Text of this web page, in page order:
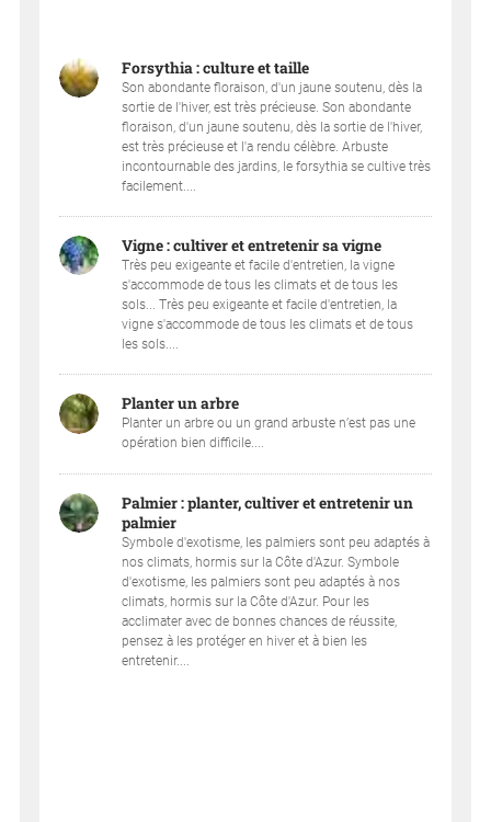
Forsythia : culture et taille
Son abondante floraison, d'un jaune soutenu, dès la
sortie de l'hiver, est très précieuse. Son abondante
floraison, d'un jaune soutenu, dès la sortie de l'hiver,
est très précieuse et l'a rendu célèbre. Arbuste
incontournable des jardins, le forsythia se cultive très
facilement....
Vigne : cultiver et entretenir sa vigne
Très peu exigeante et facile d'entretien, la vigne
s'accommode de tous les climats et de tous les
sols... Très peu exigeante et facile d'entretien, la
vigne s'accommode de tous les climats et de tous
les sols....
Planter un arbre
Planter un arbre ou un grand arbuste n’est pas une
opération bien difficile....
Palmier : planter, cultiver et entretenir un
palmier
Symbole d'exotisme, les palmiers sont peu adaptés à
nos climats, hormis sur la Côte d'Azur. Symbole
d'exotisme, les palmiers sont peu adaptés à nos
climats, hormis sur la Côte d'Azur. Pour les
acclimater avec de bonnes chances de réussite,
pensez à les protéger en hiver et à bien les
entretenir....